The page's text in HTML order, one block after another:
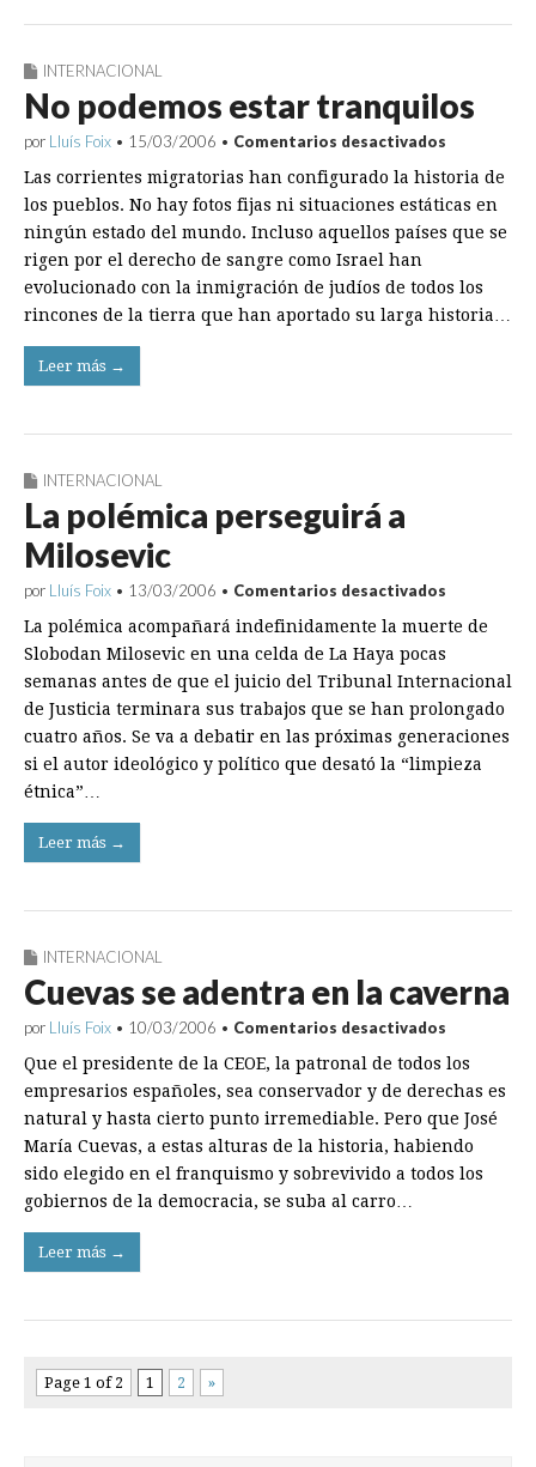
INTERNACIONAL
No podemos estar tranquilos
por Lluís Foix • 15/03/2006 • Comentarios desactivados
podemos
estar
tranquilos
Las corrientes migratorias han configurado la historia de
los pueblos. No hay fotos fijas ni situaciones estáticas en
ningún estado del mundo. Incluso aquellos países que se
rigen por el derecho de sangre como Israel han
evolucionado con la inmigración de judíos de todos los
rincones de la tierra que han aportado su larga historia…
Leer más →
INTERNACIONAL
La polémica perseguirá a
Milosevic
por Lluís Foix • 13/03/2006 • Comentarios desactivados
polémica
Milosevic
La polémica acompañará indefinidamente la muerte de
Slobodan Milosevic en una celda de La Haya pocas
semanas antes de que el juicio del Tribunal Internacional
de Justicia terminara sus trabajos que se han prolongado
cuatro años. Se va a debatir en las próximas generaciones
si el autor ideológico y político que desató la “limpieza
étnica”…
Leer más →
INTERNACIONAL
Cuevas se adentra en la caverna
por Lluís Foix • 10/03/2006 • Comentarios desactivados
se
adentra
en
la
caverna
Que el presidente de la CEOE, la patronal de todos los
empresarios españoles, sea conservador y de derechas es
natural y hasta cierto punto irremediable. Pero que José
María Cuevas, a estas alturas de la historia, habiendo
sido elegido en el franquismo y sobrevivido a todos los
gobiernos de la democracia, se suba al carro…
Leer más →
Page 1 of 2 1 2 »